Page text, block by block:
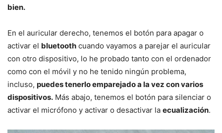
bien.
En el auricular derecho, tenemos el botón para apagar o
activar el bluetooth cuando vayamos a parejar el auricular
con otro dispositivo, lo he probado tanto con el ordenador
como con el móvil y no he tenido ningún problema,
incluso, puedes tenerlo emparejado a la vez con varios
dispositivos. Más abajo, tenemos el botón para silenciar o
activar el micrófono y activar o desactivar la ecualización.